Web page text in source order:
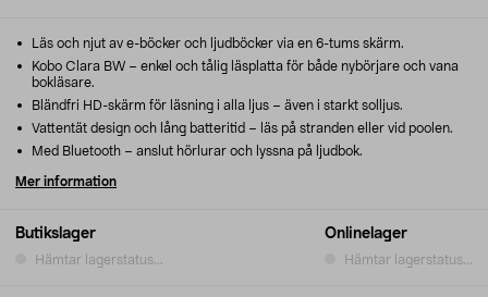
Butikslager
Hämtar lagerstatus...
Onlinelager
Hämtar lagerstatus...
Läs och njut av e-böcker och ljudböcker via en 6-tums skärm.
Kobo Clara BW – enkel och tålig läsplatta för både nybörjare och vana
bokläsare.
Bländfri HD-skärm för läsning i alla ljus – även i starkt solljus.
Vattentät design och lång batteritid – läs på stranden eller vid poolen.
Med Bluetooth – anslut hörlurar och lyssna på ljudbok.
Mer information